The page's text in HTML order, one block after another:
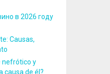
в 2026 году
Causas,
nefrótico y
causa de él?